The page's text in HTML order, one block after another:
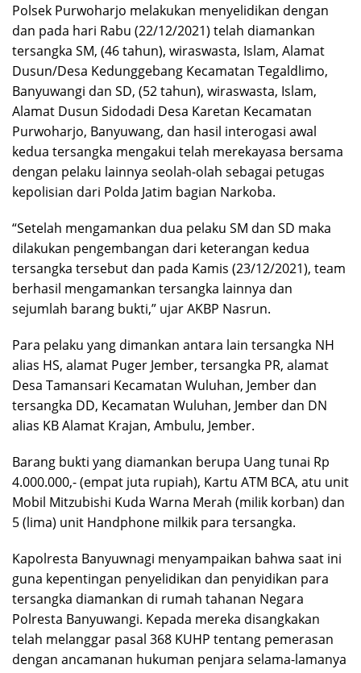
Polsek Purwoharjo melakukan menyelidikan dengan
dan pada hari Rabu (22/12/2021) telah diamankan
tersangka SM, (46 tahun), wiraswasta, Islam, Alamat
Dusun/Desa Kedunggebang Kecamatan Tegaldlimo,
Banyuwangi dan SD, (52 tahun), wiraswasta, Islam,
Alamat Dusun Sidodadi Desa Karetan Kecamatan
Purwoharjo, Banyuwang, dan hasil interogasi awal
kedua tersangka mengakui telah merekayasa bersama
dengan pelaku lainnya seolah-olah sebagai petugas
kepolisian dari Polda Jatim bagian Narkoba.
“Setelah mengamankan dua pelaku SM dan SD maka
dilakukan pengembangan dari keterangan kedua
tersangka tersebut dan pada Kamis (23/12/2021), team
berhasil mengamankan tersangka lainnya dan
sejumlah barang bukti,” ujar AKBP Nasrun.
Para pelaku yang dimankan antara lain tersangka NH
alias HS, alamat Puger Jember, tersangka PR, alamat
Desa Tamansari Kecamatan Wuluhan, Jember dan
tersangka DD, Kecamatan Wuluhan, Jember dan DN
alias KB Alamat Krajan, Ambulu, Jember.
Barang bukti yang diamankan berupa Uang tunai Rp
4.000.000,- (empat juta rupiah), Kartu ATM BCA, atu unit
Mobil Mitzubishi Kuda Warna Merah (milik korban) dan
5 (lima) unit Handphone milkik para tersangka.
Kapolresta Banyuwnagi menyampaikan bahwa saat ini
guna kepentingan penyelidikan dan penyidikan para
tersangka diamankan di rumah tahanan Negara
Polresta Banyuwangi. Kepada mereka disangkakan
telah melanggar pasal 368 KUHP tentang pemerasan
dengan ancamanan hukuman penjara selama-lamanya